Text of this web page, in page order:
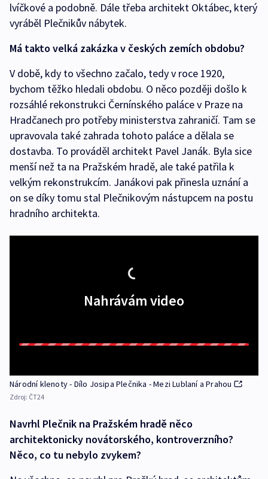
lvíčkové a podobně. Dále třeba architekt Oktábec, který
vyráběl Plečnikův nábytek.
Má takto velká zakázka v českých zemích obdobu?
V době, kdy to všechno začalo, tedy v roce 1920,
bychom těžko hledali obdobu. O něco později došlo k
rozsáhlé rekonstrukci Černínského paláce v Praze na
Hradčanech pro potřeby ministerstva zahraničí. Tam se
upravovala také zahrada tohoto paláce a dělala se
dostavba. To prováděl architekt Pavel Janák. Byla sice
menší než ta na Pražském hradě, ale také patřila k
velkým rekonstrukcím. Janákovi pak přinesla uznání a
on se díky tomu stal Plečnikovým nástupcem na postu
hradního architekta.
Nahrávám video
Národní klenoty - Dílo Josipa Plečnika - Mezi Lublaní a Prahou
Zdroj: ČT24
Navrhl Plečnik na Pražském hradě něco
architektonicky novátorského, kontroverzního?
Něco, co tu nebylo zvykem?